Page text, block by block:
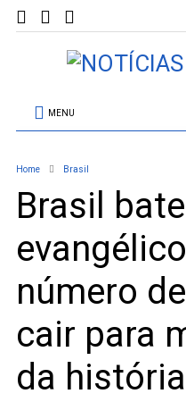
MENU
Home Brasil
Brasil
número
cair para
da história